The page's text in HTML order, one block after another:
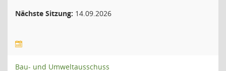
Nächste Sitzung: 14.09.2026
Bau- und Umweltausschuss